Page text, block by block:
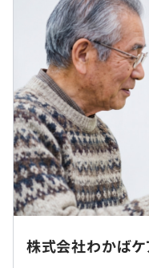
◎リモート勤務可
◎転勤はありません。
・基本給：225,000円
・ベースアップ手当：
・新加算手当Ⅰ：3,000
・職務手当：50,000円
・固定残業：30,000円
・特別手当：4,000～
（※想定年収は年収提示
株式会社わかばケ